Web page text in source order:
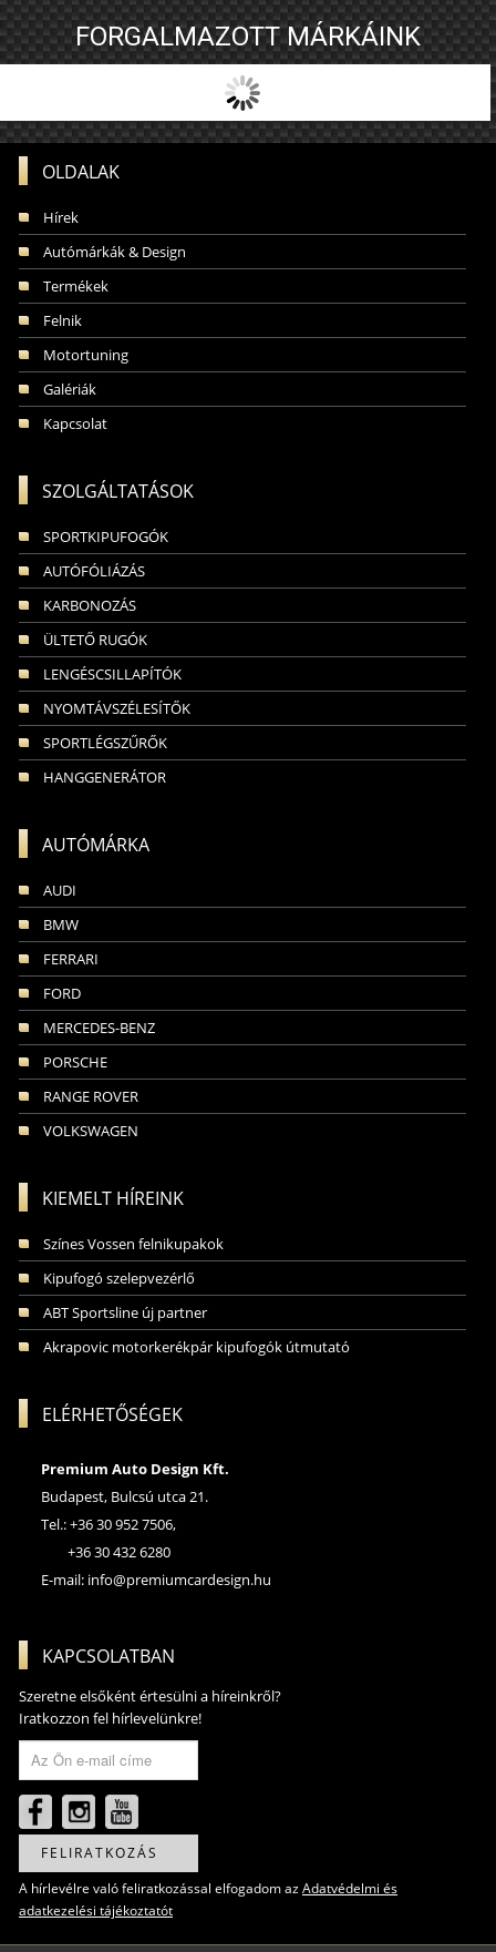
FORGALMAZOTT MÁRKÁINK
OLDALAK
Hírek
Autómárkák & Design
Termékek
Felnik
Motortuning
Galériák
Kapcsolat
SZOLGÁLTATÁSOK
SPORTKIPUFOGÓK
AUTÓFÓLIÁZÁS
KARBONOZÁS
ÜLTETŐ RUGÓK
LENGÉSCSILLAPÍTÓK
NYOMTÁVSZÉLESÍTŐK
SPORTLÉGSZŰRŐK
HANGGENERÁTOR
AUTÓMÁRKA
AUDI
BMW
FERRARI
FORD
MERCEDES-BENZ
PORSCHE
RANGE ROVER
VOLKSWAGEN
KIEMELT HÍREINK
Színes Vossen felnikupakok
Kipufogó szelepvezérlő
ABT Sportsline új partner
Akrapovic motorkerékpár kipufogók útmutató
ELÉRHETŐSÉGEK
Premium Auto Design Kft.
Budapest, Bulcsú utca 21.
Tel.: +36 30 952 7506,
+36 30 432 6280
E-mail: info@premiumcardesign.hu
KAPCSOLATBAN
Szeretne elsőként értesülni a híreinkről?
Iratkozzon fel hírlevelünkre!
FELIRATKOZÁS
A hírlevélre való feliratkozással elfogadom azAdatvédelmi és
adatkezelési tájékoztatót